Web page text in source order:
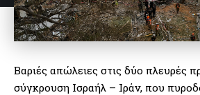
Βαριές απώλειες στις δύο πλευρές
σύγκρουση Ισραήλ – Ιράν, που